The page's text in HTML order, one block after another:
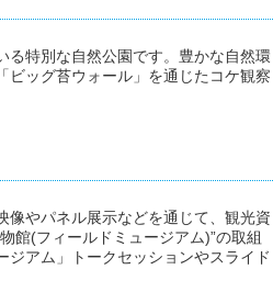
る特別な自然公園です。豊かな自然環
ビッグ苔ウォール」を通じたコケ観察
像やパネル展示などを通じて、観光資
館(フィールドミュージアム)”の取組
アム」トークセッションやスライド